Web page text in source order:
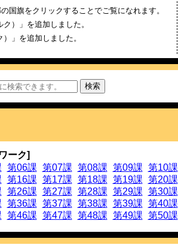
国旗をクリックすることでご覧になれます。
）」を追加しました。
」を追加しました。
国旗をクリックす ることでご覧になれます。
人 国際日本語普及協会）」を追加しました。
ご（平凡社）」を追加しました。
部の国旗をクリックすることでご覧になれま
部の国旗をクリックすることでご覧になれま
力テキストを，様々な補助情報を付与した
れを音声波形化しています。この JEITA フォ
加しました。JEITA ラベルを「表示」にして
表示されます。
非表示にすることもできます。
ーク]
第06課 第07課 第08課 第09課 第10課
第16課 第17課 第18課 第19課 第20課
第26課 第27課 第28課 第29課 第30課
第36課 第37課 第38課 第39課 第40課
第46課 第47課 第48課 第49課 第50課